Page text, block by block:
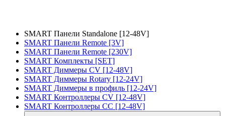
SMART Панели Standalone [12-48V]
SMART Панели Remote [3V]
SMART Панели Remote [230V]
SMART Комплекты [SET]
SMART Диммеры CV [12-48V]
SMART Диммеры Rotary [12-24V]
SMART Диммеры в профиль [12-24V]
SMART Контроллеры CV [12-48V]
SMART Контроллеры CC [12-48V]